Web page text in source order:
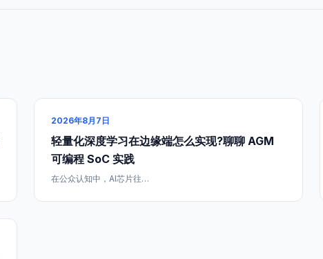
2026年8月7日
轻量化深度学习在边缘端怎么实现?聊聊 AGM
可编程 SoC 实践
在公众认知中，AI芯片往…